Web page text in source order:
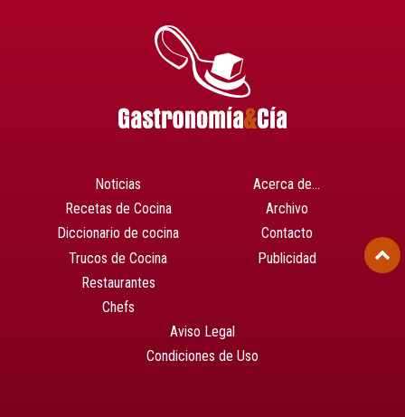
Noticias
Recetas de Cocina
Diccionario de cocina
Trucos de Cocina
Restaurantes
Chefs
Acerca de…
Archivo
Contacto
Publicidad
Aviso Legal
Condiciones de Uso